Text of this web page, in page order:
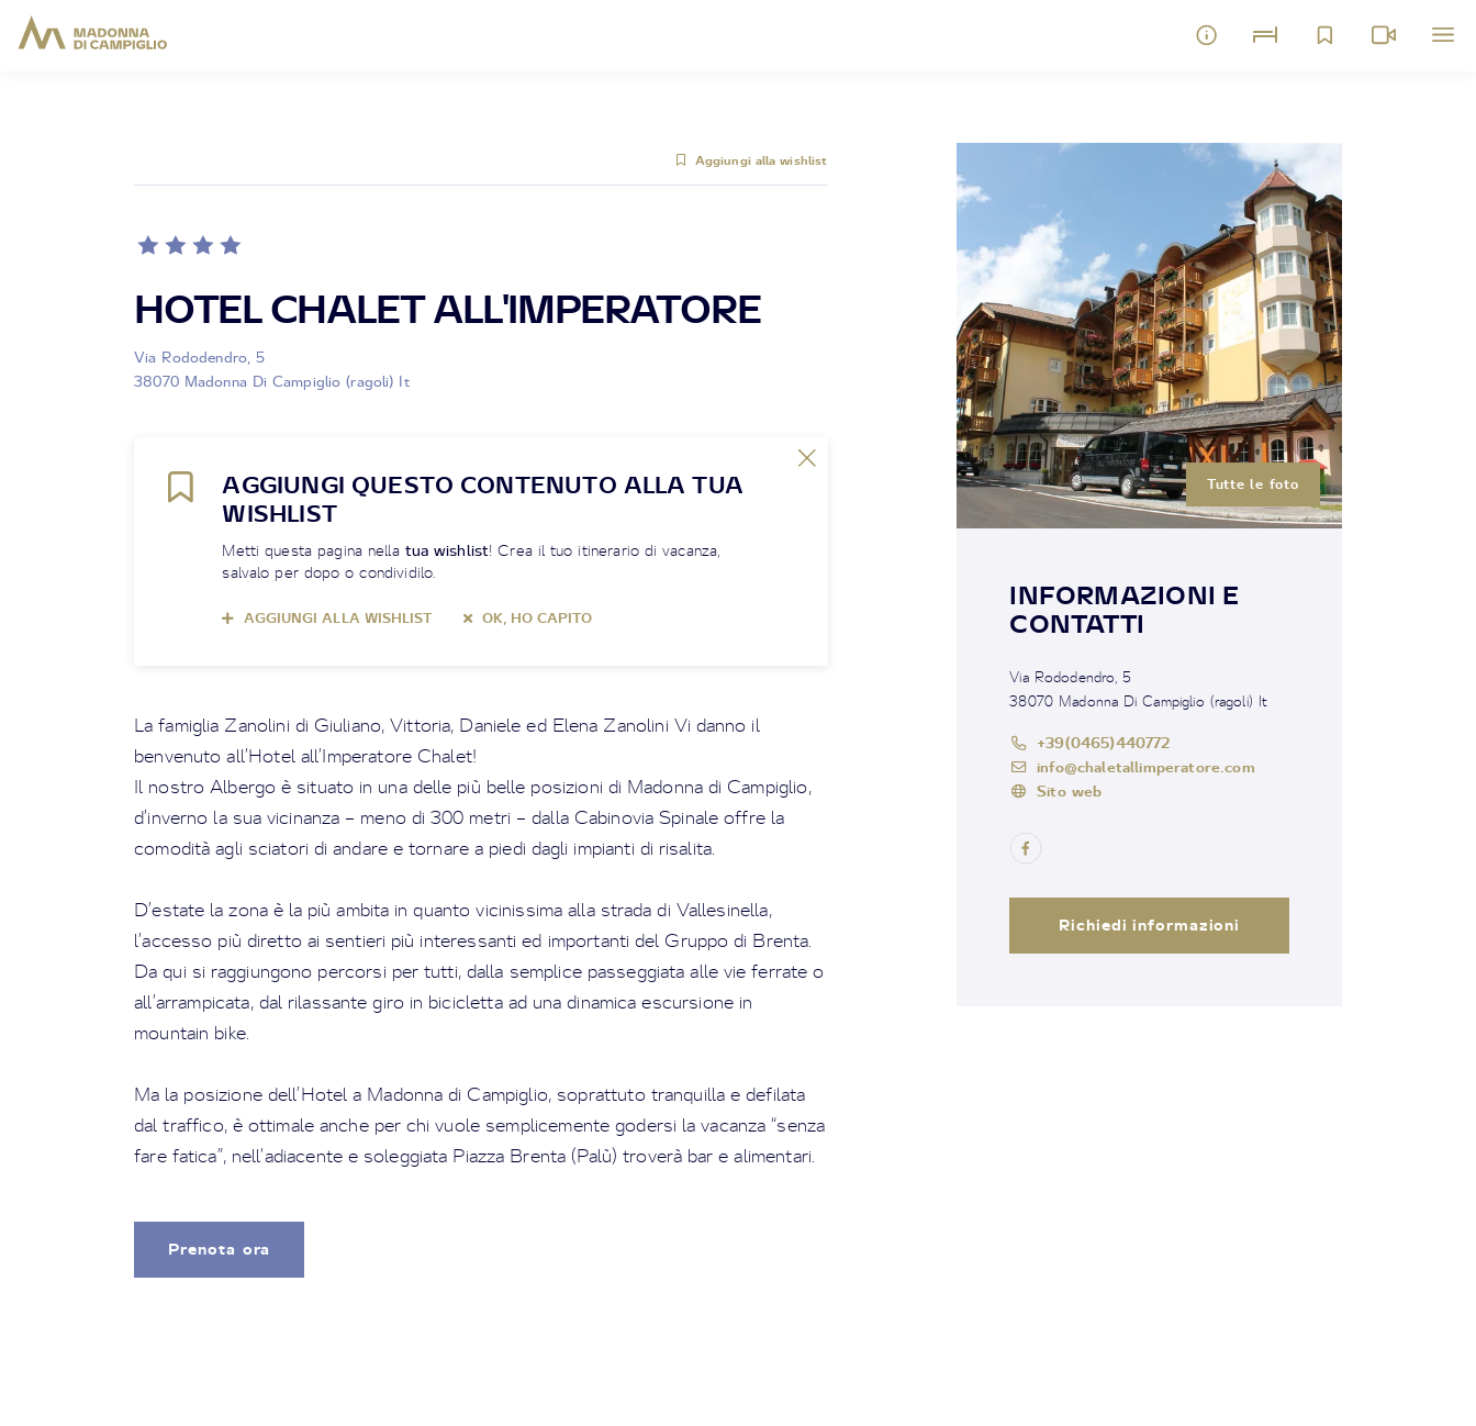
Aggiungi alla wishlist
HOTEL CHALET ALL'IMPERATORE
Via Rododendro, 5
38070 Madonna Di Campiglio (ragoli) It
AGGIUNGI QUESTO CONTENUTO ALLA TUA
WISHLIST
Metti questa pagina nella tua wishlist! Crea il tuo itinerario di vacanza,
salvalo per dopo o condividilo.
AGGIUNGI ALLA WISHLIST OK, HO CAPITO
La famiglia Zanolini di Giuliano, Vittoria, Daniele ed Elena Zanolini Vi danno il
benvenuto all’Hotel all’Imperatore Chalet!
Il nostro Albergo è situato in una delle più belle posizioni di Madonna di Campiglio,
d’inverno la sua vicinanza – meno di 300 metri – dalla Cabinovia Spinale offre la
comodità agli sciatori di andare e tornare a piedi dagli impianti di risalita.
D’estate la zona è la più ambita in quanto vicinissima alla strada di Vallesinella,
l’accesso più diretto ai sentieri più interessanti ed importanti del Gruppo di Brenta.
Da qui si raggiungono percorsi per tutti, dalla semplice passeggiata alle vie ferrate o
all’arrampicata, dal rilassante giro in bicicletta ad una dinamica escursione in
mountain bike.
Ma la posizione dell’Hotel a Madonna di Campiglio, soprattuto tranquilla e defilata
dal traffico, è ottimale anche per chi vuole semplicemente godersi la vacanza “senza
fare fatica”, nell’adiacente e soleggiata Piazza Brenta (Palù) troverà bar e alimentari.
Prenota ora
Tutte le foto
INFORMAZIONI E
CONTATTI
Via Rododendro, 5
38070 Madonna Di Campiglio (ragoli) It
+39(0465)440772
info@chaletallimperatore.com
Sito web
Richiedi informazioni